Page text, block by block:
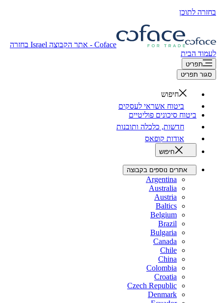
בחזרה לתוכן
Coface - אתר הקבוצה
בחזרה
לעמוד הבית
תפריט
סגור תפריט
חיפוש
ביטוח אשראי לעסקים
ביטוח סיכונים פוליטיים
חדשות, כלכלה ותובנות
אודות קופאס
חיפוש
אתרים נוספים בקבוצה
Argentina
Australia
Austria
Baltics
Belgium
Brazil
Bulgaria
Canada
Chile
China
Colombia
Croatia
Czech Republic
Denmark